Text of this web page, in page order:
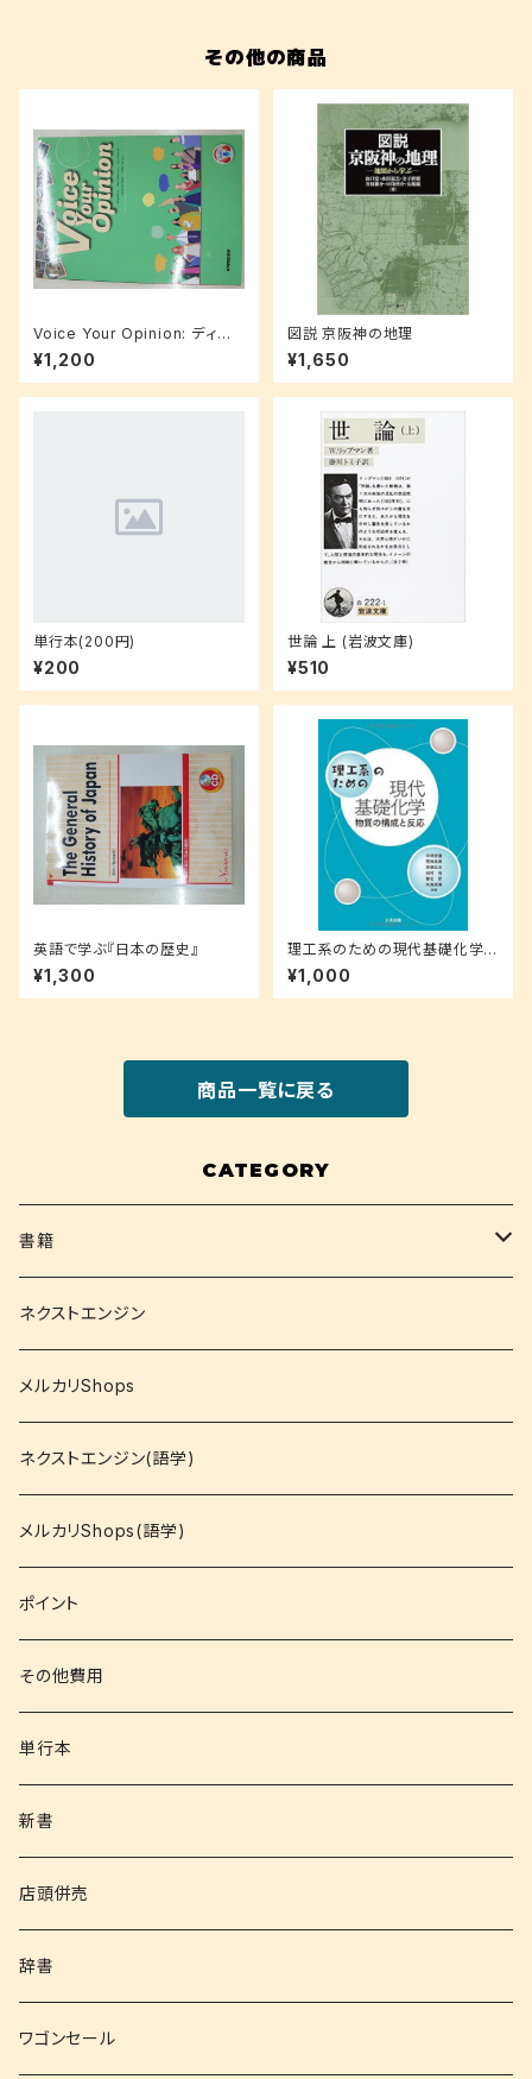
その他の商品
Voice Your Opinion: ディス
カッションで伸ばす発信型英語
演習
¥1,200
図説 京阪神の地理
¥1,650
単行本(200円)
¥200
世論 上 (岩波文庫)
¥510
英語で学ぶ『日本の歴史』
¥1,300
理工系のための現代基礎化学
―物質の構成と反応
¥1,000
商品一覧に戻る
CATEGORY
書籍
関西大学テキスト
就活
資格
コミック
文庫
その他書籍
書籍以外
ネクストエンジン
メルカリShops
ネクストエンジン(語学)
メルカリShops(語学)
ポイント
その他費用
単行本
新書
店頭併売
辞書
ワゴンセール